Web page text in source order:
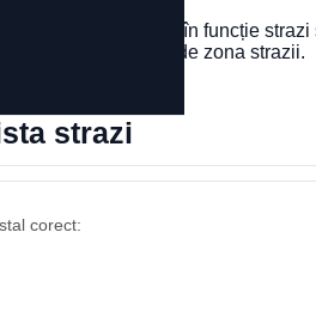
din Constanta, afisat în funcție strazi
diferi în funcție de zona strazii.
strazi
corect: